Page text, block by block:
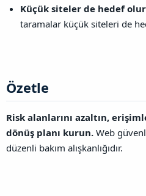
Küçük siteler de hedef
taramalar küçük siteleri de
Özetle​
Risk alanlarını azaltın,
dönüş planı kurun. Web
düzenli bakım alışkanlığıdır.